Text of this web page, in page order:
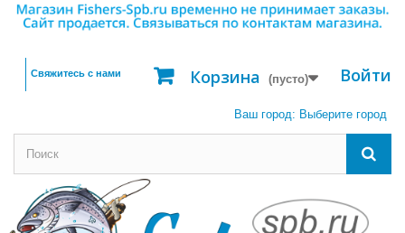
Войти
Корзина (пусто)
Свяжитесь с нами
Ваш город: Выберите город